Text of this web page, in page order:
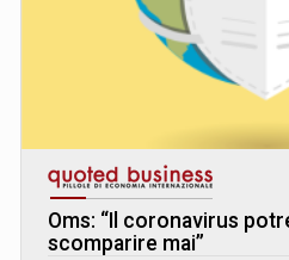
Oms: “Il coronavirus
scomparire mai”